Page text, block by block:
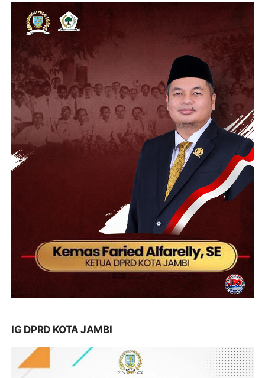
IG DPRD KOTA JAMBI